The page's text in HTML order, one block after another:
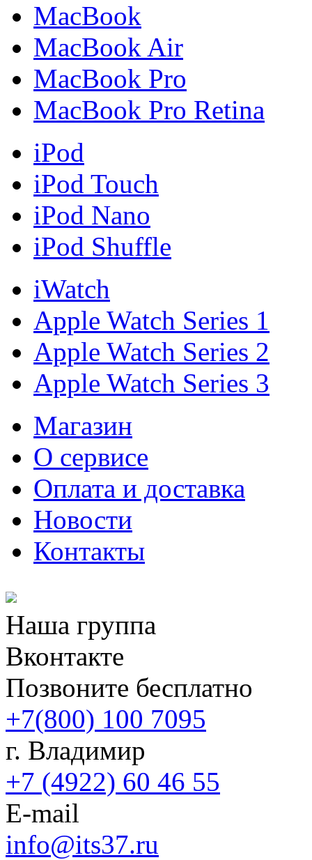
MacBook
MacBook Air
MacBook Pro
MacBook Pro Retina
iPod
iPod Touch
iPod Nano
iPod Shuffle
iWatch
Apple Watch Series 1
Apple Watch Series 2
Apple Watch Series 3
Магазин
О cервисе
Оплата и доставка
Новости
Контакты
Наша группа
Вконтакте
Позвоните бесплатно
+7(800) 100 7095
г. Владимир
+7 (4922) 60 46 55
E-mail
info@its37.ru